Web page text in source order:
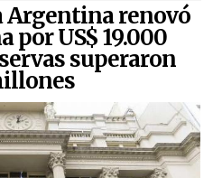
Argentina renovó
por US$ 19.000
superaron